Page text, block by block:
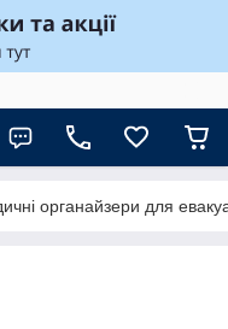
органайзери для